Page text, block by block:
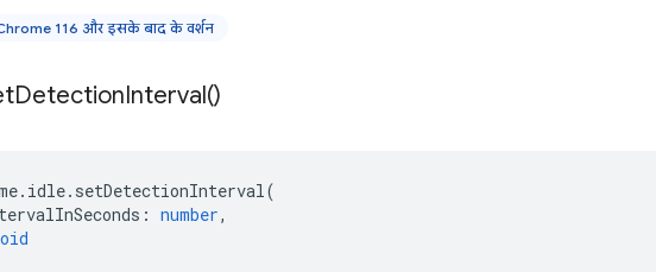
116 और इसके बाद के वर्शन
DetectionInterval()
. idle. setDetectionInterval(
: number,